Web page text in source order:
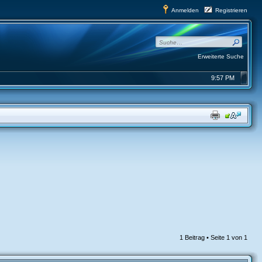
Anmelden Registrieren
Erweiterte Suche
9:57 PM
1 Beitrag • Seite 1 von 1